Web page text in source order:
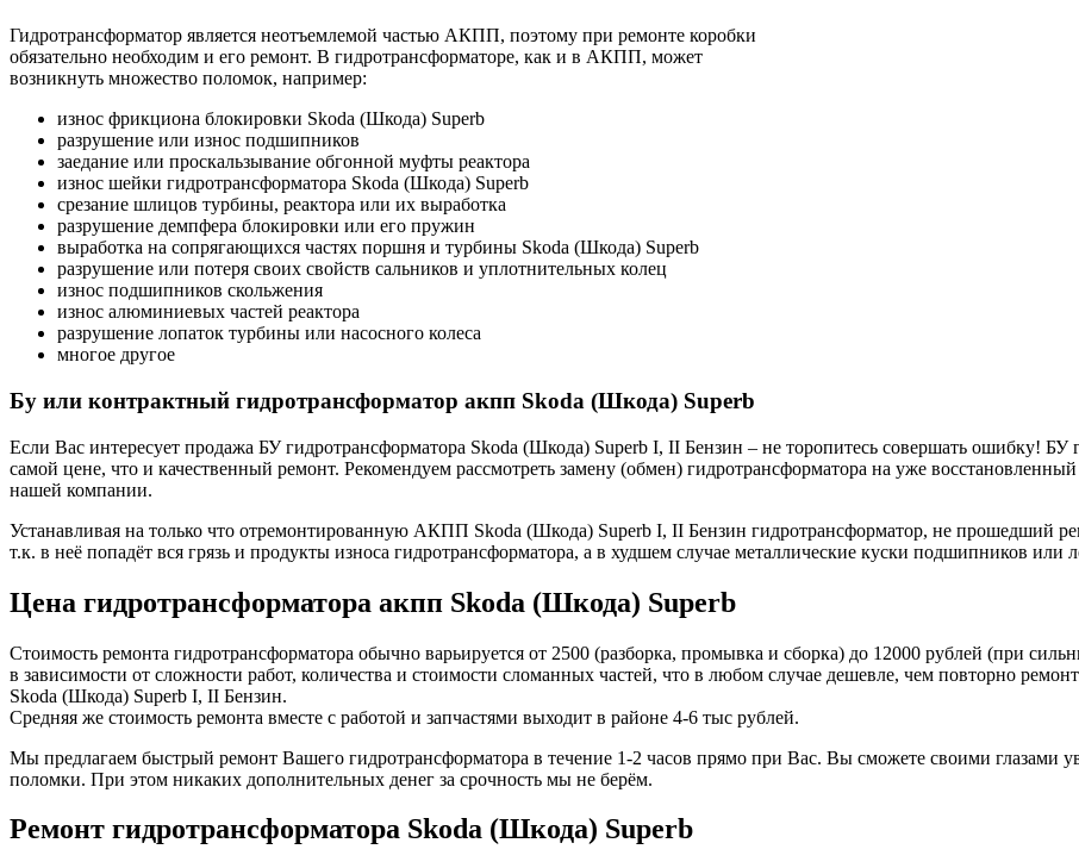
Гидротрансформатор является неотъемлемой частью АКПП, поэтому при ремонте коробки
обязательно необходим и его ремонт. В гидротрансформаторе, как и в АКПП, может
возникнуть множество поломок, например:
износ фрикциона блокировки Skoda (Шкода) Superb
разрушение или износ подшипников
заедание или проскальзывание обгонной муфты реактора
износ шейки гидротрансформатора Skoda (Шкода) Superb
срезание шлицов турбины, реактора или их выработка
разрушение демпфера блокировки или его пружин
выработка на сопрягающихся частях поршня и турбины Skoda (Шкода) Superb
разрушение или потеря своих свойств сальников и уплотнительных колец
износ подшипников скольжения
износ алюминиевых частей реактора
разрушение лопаток турбины или насосного колеса
многое другое
Бу или контрактный гидротрансформатор акпп Skoda (Шкода) Superb
Если Вас интересует продажа БУ гидротрансформатора Skoda (Шкода) Superb I, II Бензин – не торопитесь совершать ошибку!
самой цене, что и качественный ремонт. Рекомендуем рассмотреть замену (обмен) гидротрансформатора на уже
нашей компании.
Устанавливая на только что отремонтированную АКПП Skoda (Шкода) Superb I, II Бензин гидротрансформатор, не прошедший
т.к. в неё попадёт вся грязь и продукты износа гидротрансформатора, а в худшем случае металлические куски подшипников или
Цена гидротрансформатора акпп Skoda (Шкода) Superb
Стоимость ремонта гидротрансформатора обычно варьируется от 2500 (разборка, промывка и сборка) до 12000 рублей (при
в зависимости от сложности работ, количества и стоимости сломанных частей, что в любом случае дешевле, чем повторно
Skoda (Шкода) Superb I, II Бензин.
Средняя же стоимость ремонта вместе с работой и запчастями выходит в районе 4-6 тыс рублей.
Мы предлагаем быстрый ремонт Вашего гидротрансформатора в течение 1-2 часов прямо при Вас. Вы сможете своими глазами
поломки. При этом никаких дополнительных денег за срочность мы не берём.
Ремонт гидротрансформатора Skoda (Шкода) Superb